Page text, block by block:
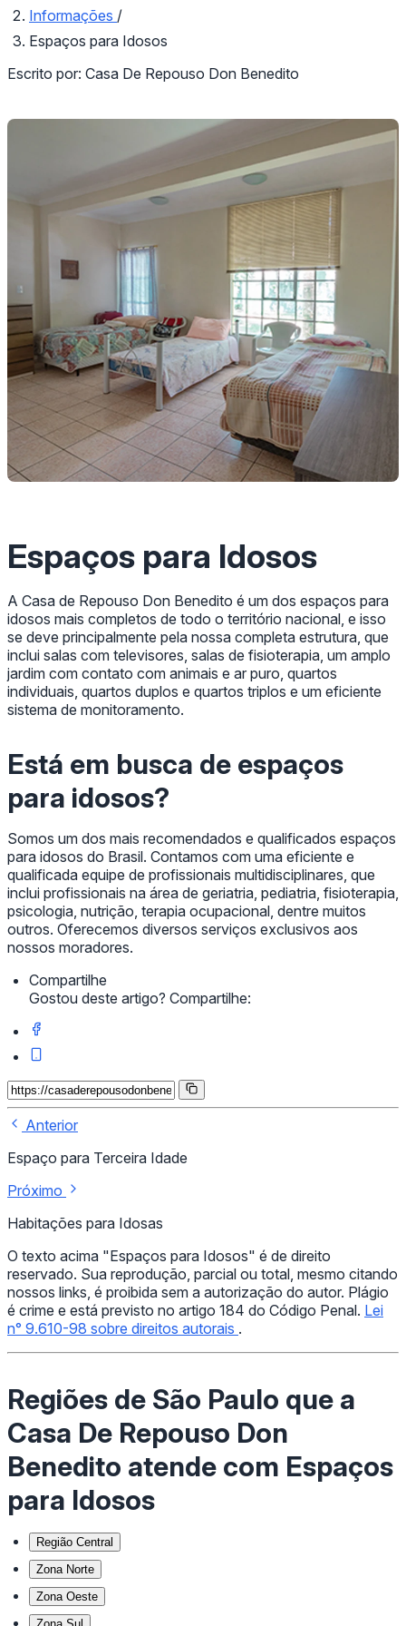
Informações /
Espaços para Idosos
Escrito por: Casa De Repouso Don Benedito
Espaços para Idosos
A Casa de Repouso Don Benedito é um dos espaços para
idosos mais completos de todo o território nacional, e isso
se deve principalmente pela nossa completa estrutura, que
inclui salas com televisores, salas de fisioterapia, um amplo
jardim com contato com animais e ar puro, quartos
individuais, quartos duplos e quartos triplos e um eficiente
sistema de monitoramento.
Está em busca de espaços
para idosos?
Somos um dos mais recomendados e qualificados espaços
para idosos do Brasil. Contamos com uma eficiente e
qualificada equipe de profissionais multidisciplinares, que
inclui profissionais na área de geriatria, pediatria, fisioterapia,
psicologia, nutrição, terapia ocupacional, dentre muitos
outros. Oferecemos diversos serviços exclusivos aos
nossos moradores.
Compartilhe
Gostou deste artigo? Compartilhe:
Anterior
Espaço para Terceira Idade
Próximo
Habitações para Idosas
O texto acima "Espaços para Idosos" é de direito
reservado. Sua reprodução, parcial ou total, mesmo citando
nossos links, é proibida sem a autorização do autor. Plágio
é crime e está previsto no artigo 184 do Código Penal. Lei
n° 9.610-98 sobre direitos autorais .
Regiões de São Paulo que a
Casa De Repouso Don
Benedito atende com Espaços
para Idosos
Região Central
Zona Norte
Zona Oeste